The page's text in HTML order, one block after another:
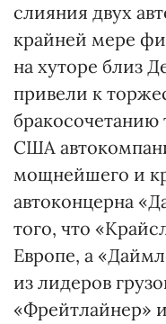
слияния двух
крайней мере
на хуторе близ
привели к
бракосочетанию
США
мощнейшего и
автоконцерна
того, что
Европе, а
из лидеров
«Фрейтлайнер»